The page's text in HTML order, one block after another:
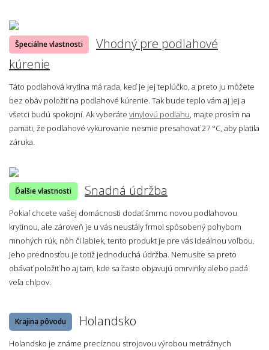
Špeciálne vlastnosti
Vhodný pre podlahové
kúrenie
Táto podlahová krytina má rada, keď je jej teplúčko, a preto ju môžete
bez obáv položiť na podlahové kúrenie. Tak bude teplo vám aj jej a
všetci budú spokojní. Ak vyberáte vinylovú podlahu, majte prosím na
pamäti, že podlahové vykurovanie nesmie presahovať 27 °C, aby platila
záruka.
Ďalšie vlastnosti Snadná údržba
Pokiaľ chcete vašej domácnosti dodať šmrnc novou podlahovou
krytinou, ale zároveň je u vás neustály frmol spôsobený pohybom
mnohých rúk, nôh či labiek, tento produkt je pre vás ideálnou voľbou.
Jeho prednosťou je totiž jednoduchá údržba. Nemusíte sa preto
obávať položiť ho aj tam, kde sa často objavujú omrvinky alebo padá
veľa chlpov.
Krajina pôvodu Holandsko
Holandsko je známe precíznou strojovou výrobou metrážnych